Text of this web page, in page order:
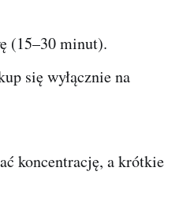
(15–30 minut).
się wyłącznie na
koncentrację, a krótkie